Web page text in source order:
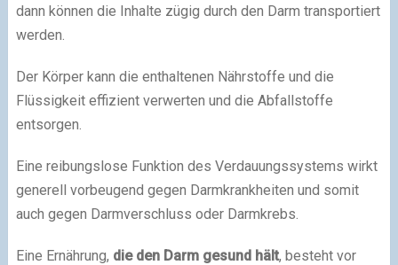
dann können die Inhalte zügig durch den Darm transportiert
werden.
Der Körper kann die enthaltenen Nährstoffe und die
Flüssigkeit effizient verwerten und die Abfallstoffe
entsorgen.
Eine reibungslose Funktion des Verdauungssystems wirkt
generell vorbeugend gegen Darmkrankheiten und somit
auch gegen Darmverschluss oder Darmkrebs.
Eine Ernährung, die den Darm gesund hält, besteht vor